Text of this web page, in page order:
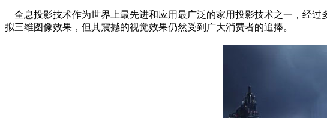
全息投影技术作为世界上最先进和应用最广泛的家用投影技术之一，经
拟三维图像效果，但其震撼的视觉效果仍然受到广大消费者的追捧。